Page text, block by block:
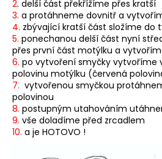
2. delší část překřížíme přes kratší
3. a protáhneme dovnitř a
4. zbývající kratší část složíme do
5. ponechanou delší část nyní
přes první část motýlku a
6. po vytvoření smyčky vytvoříme
polovinu motýlku (červená
7. vytvořenou smyčkou
polovinou
8. postupným utahováním
9. vše doladíme před zrcadlem
10. a je HOTOVO !
e
t
e
n
a
j
í
t
?